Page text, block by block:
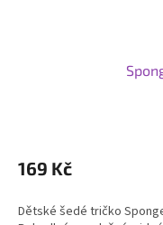
169 Kč
Dětské šedé tričko